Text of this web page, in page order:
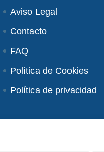
Aviso Legal
Contacto
FAQ
Política de Cookies
Política de privacidad